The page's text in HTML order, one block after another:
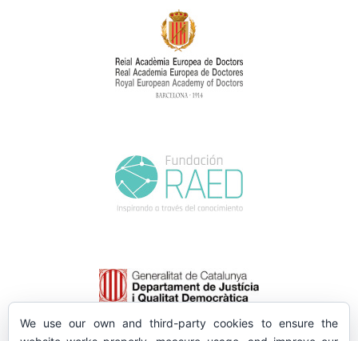
We use our own and third-party cookies to ensure the